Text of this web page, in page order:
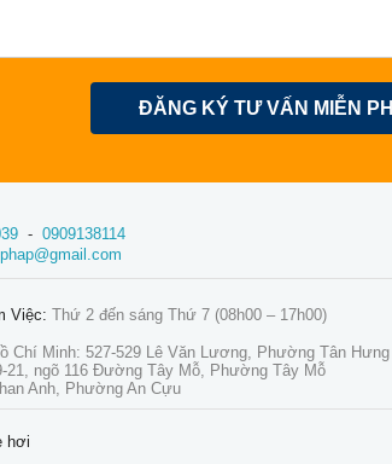
ĐĂNG KÝ TƯ VẤN MIỄN PHÍ
- 0909138114
Việc: Thứ 2 đến sáng Thứ 7 (08h00 – 17h00)
Chí Minh: 527-529 Lê Văn Lương, Phường Tân Hưng
21, ngõ 116 Đường Tây Mỗ, Phường Tây Mỗ
Anh, Phường An Cựu
hơi